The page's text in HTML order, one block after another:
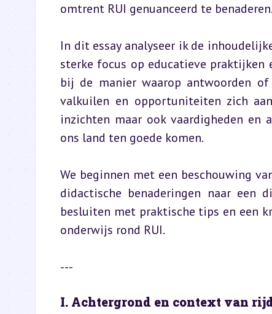
omtrent RUI genuanceerd te benaderen.
In dit essay analyseer ik de
sterke focus op educatieve
bij de manier waarop antwoorden
valkuilen en opportuniteiten zich
inzichten maar ook vaardigheden
ons land ten goede komen.
We beginnen met een beschouwing
didactische benaderingen naar een
besluiten met praktische tips en een
onderwijs rond RUI.
---
I. Achtergrond en context van